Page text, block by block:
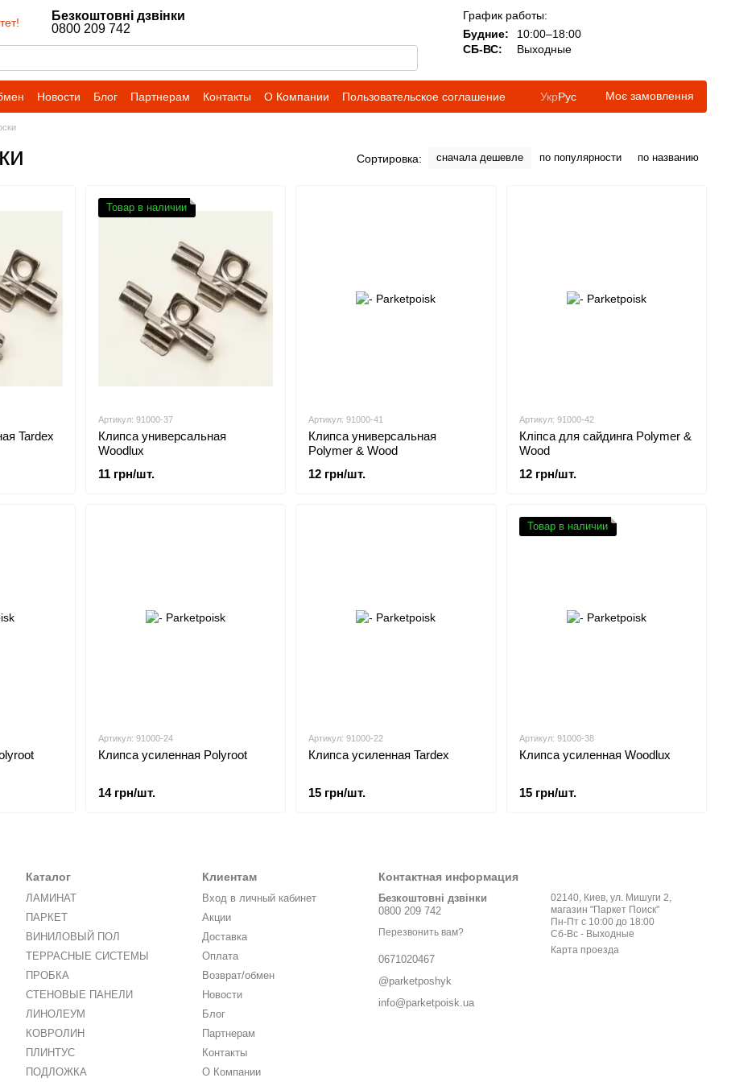
Безкоштовні дзвінки
0800 209 742
График работы:
Будние:
10:00–18:00
СБ-ВС:
Выходные
Новости Блог Партнерам Контакты О Компании Пользовательское соглашение УкрРус Моє замовлення
Сортировка: сначала дешевле по популярности по названию
Tardex
Товар в наличии
Артикул: 91000-37
Клипса универсальная
Woodlux
11 грн/шт.
Артикул: 91000-41
Клипса универсальная
Polymer & Wood
12 грн/шт.
Артикул: 91000-42
Кліпса для сайдинга Polymer &
Wood
12 грн/шт.
Артикул: 91000-24
Клипса усиленная Polyroot
14 грн/шт.
Артикул: 91000-22
Клипса усиленная Tardex
15 грн/шт.
Товар в наличии
Артикул: 91000-38
Клипса усиленная Woodlux
15 грн/шт.
Каталог
ЛАМИНАТ
ПАРКЕТ
ВИНИЛОВЫЙ ПОЛ
ТЕРРАСНЫЕ СИСТЕМЫ
ПРОБКА
СТЕНОВЫЕ ПАНЕЛИ
ЛИНОЛЕУМ
КОВРОЛИН
ПЛИНТУС
ПОДЛОЖКА
Клиентам
Вход в личный кабинет
Акции
Доставка
Оплата
Возврат/обмен
Новости
Блог
Партнерам
Контакты
О Компании
Контактная информация
Безкоштовні дзвінки
0800 209 742
Перезвонить вам?
0671020467
@parketposhyk
info@parketpoisk.ua
02140, Киев, ул. Мишуги 2,
магазин "Паркет Поиск"
Пн-Пт с 10:00 до 18:00
Сб-Вс - Выходные
Карта проезда